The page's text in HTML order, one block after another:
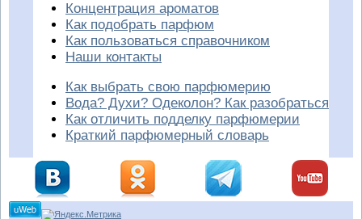
Концентрация ароматов
Как подобрать парфюм
Как пользоваться справочником
Наши контакты
Как выбрать свою парфюмерию
Вода? Духи? Одеколон? Как разобраться
Как отличить подделку парфюмерии
Краткий парфюмерный словарь